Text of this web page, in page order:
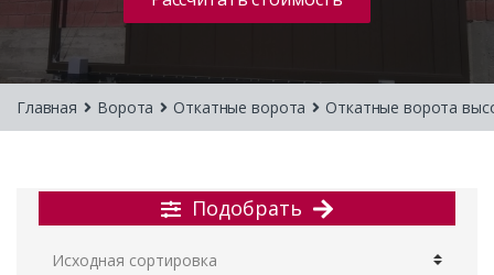
Главная Ворота Откатные ворота Откатные ворота
Подобрать